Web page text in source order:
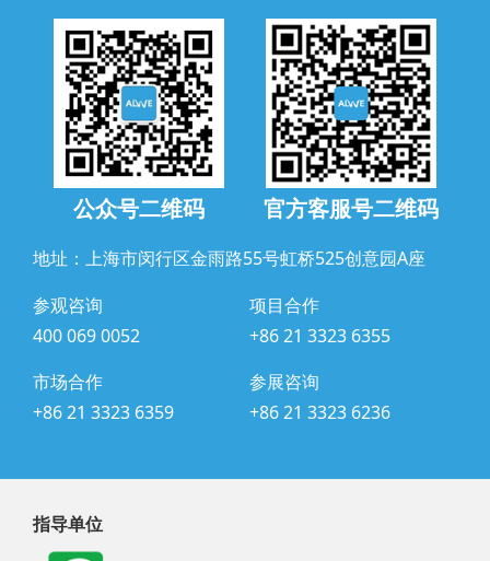
公众号二维码 官方客服号二维码
地址：上海市闵行区金雨路55号虹桥525创意园A座
参观咨询
400 069 0052
项目合作
+86 21 3323 6355
市场合作
+86 21 3323 6359
参展咨询
+86 21 3323 6236
指导单位